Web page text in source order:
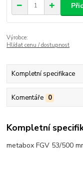
Výrobce:
Hlídat cenu / dostupnost
Kompletní specifikace
Komentáře 0
Kompletní
metabox FGV 53/500